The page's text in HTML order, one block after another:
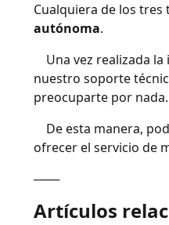
Cualquiera de los tres
autónoma.
nuestro soporte
preocuparte por nada.
De esta manera,
ofrecer el servicio de
───
Artículos